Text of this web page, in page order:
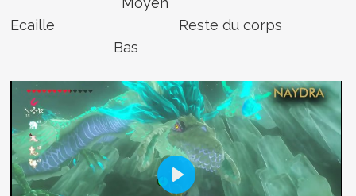
Ecaille Reste du corps
Bas